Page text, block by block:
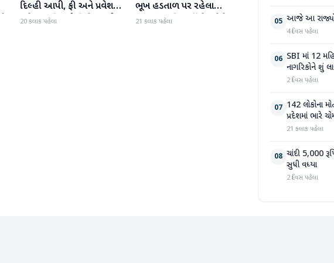
દિલ્હી આપી, ફી અને પ્રવેશ
માટે નવા નિયમો વિશે જાણો
20 કલાક પહેલા
ભૂખ હડતાળ પર રહેલા
ઝારખંડના વિદ્યાર્થી નેતા દેવેન્દ્ર
21 કલાક પહેલા 05 આજે આ
4 દિવસ પહેલા
06 SBI માં 12
નાગરિકોને શું
2 દિવસ પહેલા
07 142 લોકોના
પ્રદેશમાં ભારે
21 કલાક પહેલા
08 ચાંદી 5,000
સુધી વધ્યા
2 દિવસ પહેલા